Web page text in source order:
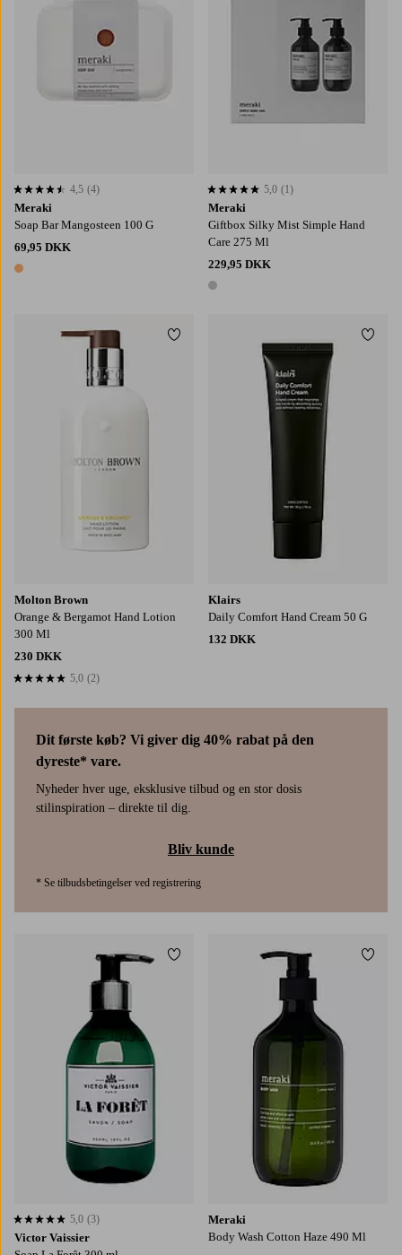
Meraki
Soap Bar Mangosteen 100 G
69,95 DKK
1 farve
4,5 baseret på 4 bedømmelser
4,5 (4)
Meraki
Giftbox Silky Mist Simple Hand
Care 275 Ml
229,95 DKK
1 farve
5,0 baseret på 1 bedømmelser
5,0 (1)
Molton Brown
Orange & Bergamot Hand Lotion
300 Ml
230 DKK
5,0 baseret på 2 bedømmelser
5,0 (2)
Tilføj til favoritter
Dit første køb? Vi giver dig 40% rabat på den
dyreste* vare.
Nyheder hver uge, eksklusive tilbud og en stor dosis
stilinspiration – direkte til dig.
Bliv kunde
* Se tilbudsbetingelser ved registrering
Klairs
Daily Comfort Hand Cream 50 G
132 DKK
Victor Vaissier
5,0 baseret på 3 bedømmelser
5,0 (3)
Tilføj til favoritter
Meraki
Body Wash Cotton Haze 490 Ml